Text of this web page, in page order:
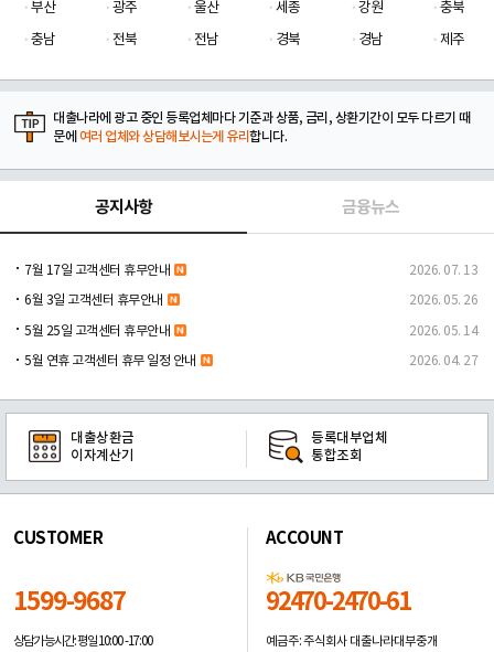
부산
광주 울산 세종 강원
충북
충남
전북 전남 경북 경남 제주
대출나라에 광고 중인 등록업체마다 기준과 상품, 금리, 상환기간이 모두 다르기 때
문에 여러 업체와 상담해보시는게 유리합니다.
공지사항 금융뉴스
7월 17일 고객센터 휴무안내 2026. 07. 13
6월 3일 고객센터 휴무안내 2026. 05. 26
5월 25일 고객센터 휴무안내 2026. 05. 14
5월 연휴 고객센터 휴무 일정 안내 2026. 04. 27
대출상환금
이자계산기
등록대부업체
통합조회
CUSTOMER
1599-9687
상담가능시간: 평일10:00 -17:00
ACCOUNT
92470-2470-61
예금주: 주식회사 대출나라대부중개